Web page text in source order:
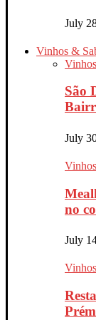
July
Vinhos &
São
July
no
July